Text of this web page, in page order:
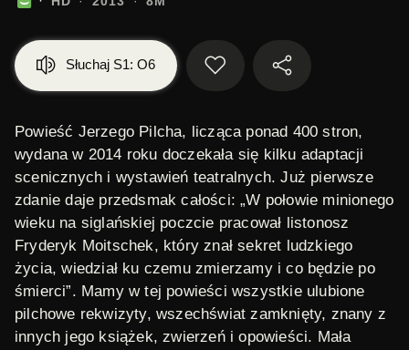
Słuchaj S1: O6
Powieść Jerzego Pilcha, licząca ponad 400 stron,
wydana w 2014 roku doczekała się kilku adaptacji
scenicznych i wystawień teatralnych. Już pierwsze
zdanie daje przedsmak całości: „W połowie minionego
wieku na siglańskiej poczcie pracował listonosz
Fryderyk Moitschek, który znał sekret ludzkiego
życia, wiedział ku czemu zmierzamy i co będzie po
śmierci”. Mamy w tej powieści wszystkie ulubione
pilchowe rekwizyty, wszechświat zamknięty, znany z
innych jego książek, zwierzeń i opowieści. Mała